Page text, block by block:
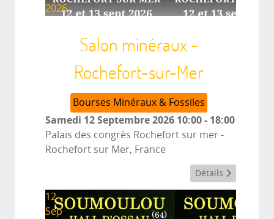
2026
Salon minéraux -
Rochefort-sur-Mer
Bourses Minéraux & Fossiles
Samedi 12 Septembre 2026 10:00- 18:00
Palais des congrès Rochefort sur mer -
Rochefort sur Mer, France
Détails
12
Sep